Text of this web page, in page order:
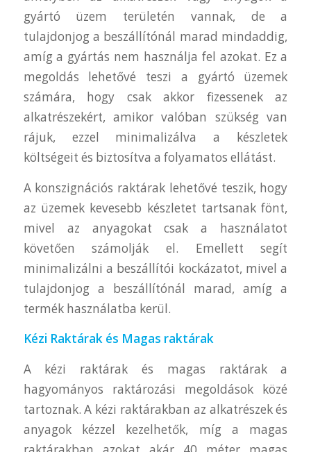
gyártó üzem területén vannak, de a
tulajdonjog a beszállítónál marad mindaddig,
amíg a gyártás nem használja fel azokat. Ez a
megoldás lehetővé teszi a gyártó üzemek
számára, hogy csak akkor fizessenek az
alkatrészekért, amikor valóban szükség van
rájuk, ezzel minimalizálva a készletek
költségeit és biztosítva a folyamatos ellátást.
A konszignációs raktárak lehetővé teszik, hogy
az üzemek kevesebb készletet tartsanak fönt,
mivel az anyagokat csak a használatot
követően számolják el. Emellett segít
minimalizálni a beszállítói kockázatot, mivel a
tulajdonjog a beszállítónál marad, amíg a
termék használatba kerül.
Kézi Raktárak és Magas raktárak
A kézi raktárak és magas raktárak a
hagyományos raktározási megoldások közé
tartoznak. A kézi raktárakban az alkatrészek és
anyagok kézzel kezelhetők, míg a magas